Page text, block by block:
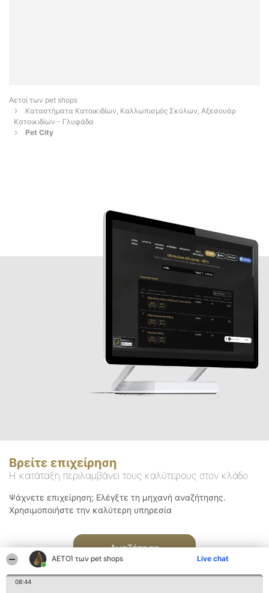
ΑΕΤΟΊ των pet shops Live chat
08:44
Αετοί των pet shops
Καταστήματα Κατοικιδίων, Καλλωπισμός Σκύλων, Αξεσουάρ
Κατοικιδίων - Γλυφάδα
Pet City
Βρείτε επιχείρηση
Η κατάταξη περιλαμβάνει τους καλύτερους στον κλάδο
Ψάχνετε επιχείρηση; Ελέγξτε τη μηχανή αναζήτησης.
Χρησιμοποιήστε την καλύτερη υπηρεσία
Αναζήτηση